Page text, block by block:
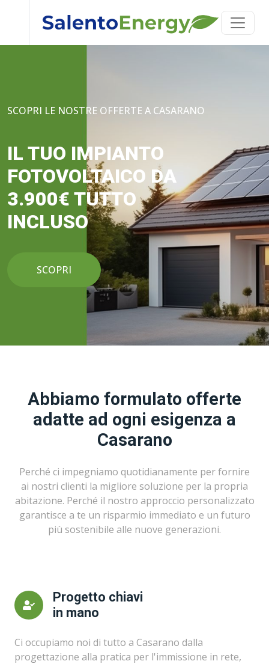
SCOPRI LE NOSTRE OFFERTE A CASARANO
IL TUO IMPIANTO
FOTOVOLTAICO DA
3.900€ TUTTO
INCLUSO
SCOPRI
Abbiamo formulato offerte
adatte ad ogni esigenza a
Casarano
Perché ci impegniamo quotidianamente per fornire
ai nostri clienti la migliore soluzione per la propria
abitazione. Perché il nostro approccio personalizzato
garantisce a te un risparmio immediato e un futuro
più sostenibile alle nuove generazioni.
Progetto chiavi
in mano
Ci occupiamo noi di tutto a Casarano dalla
progettazione alla pratica per l'immissione in rete,